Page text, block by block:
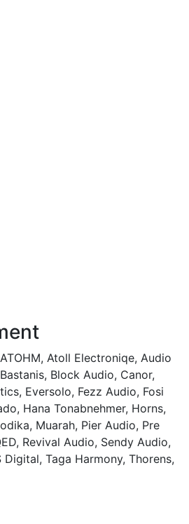
ATOHM, Atoll Electroniqe, Audio
Bastanis, Block Audio, Canor,
, Eversolo, Fezz Audio, Fosi
, Hana Tonabnehmer, Horns,
, Muarah, Pier Audio, Pre
, Revival Audio, Sendy Audio,
Digital, Taga Harmony, Thorens,